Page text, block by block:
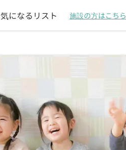
気になるリスト 施設の方はこちら